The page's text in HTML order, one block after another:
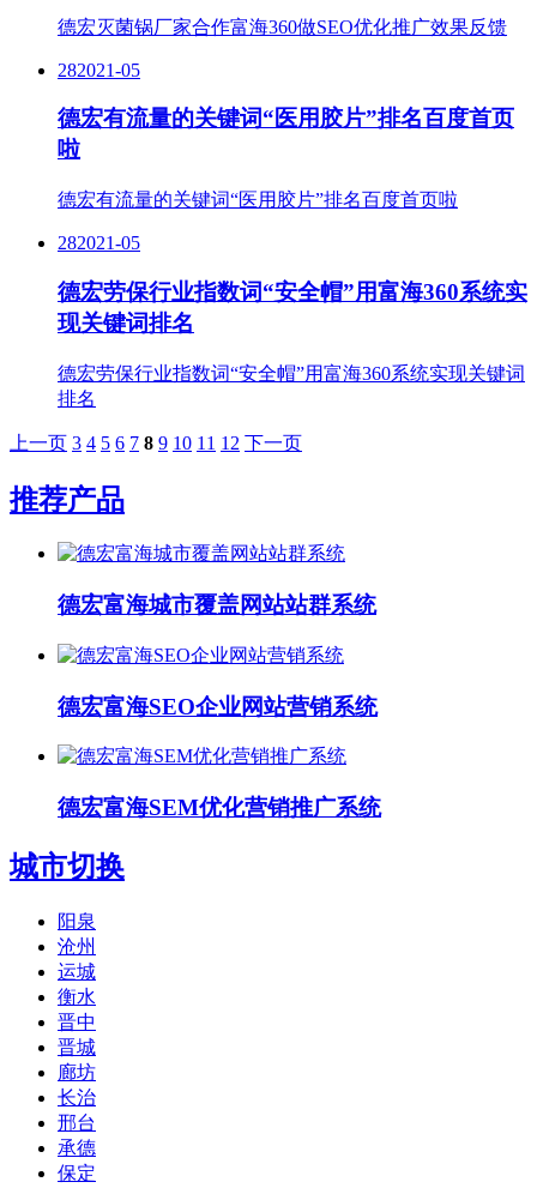
德宏灭菌锅厂家合作富海360做SEO优化推广效果反馈
282021-05
德宏有流量的关键词“医用胶片”排名百度首页
啦
德宏有流量的关键词“医用胶片”排名百度首页啦
282021-05
德宏劳保行业指数词“安全帽”用富海360系统实
现关键词排名
德宏劳保行业指数词“安全帽”用富海360系统实现关键词
排名
上一页 3 4 5 6 7 8 9 10 11 12 下一页
推荐产品
德宏富海城市覆盖网站站群系统
德宏富海SEO企业网站营销系统
德宏富海SEM优化营销推广系统
城市切换
阳泉
沧州
运城
衡水
晋中
晋城
廊坊
长治
邢台
承德
保定